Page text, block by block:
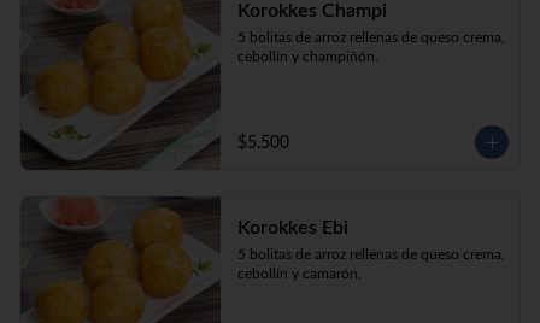
Korokkes Champi
5 bolitas de arroz rellenas de queso crema,
cebollín y champiñón.
$5.500
Korokkes Ebi
5 bolitas de arroz rellenas de queso crema,
cebollín y camarón.